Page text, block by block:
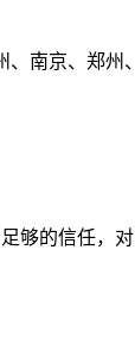
南京、郑
够的信任，